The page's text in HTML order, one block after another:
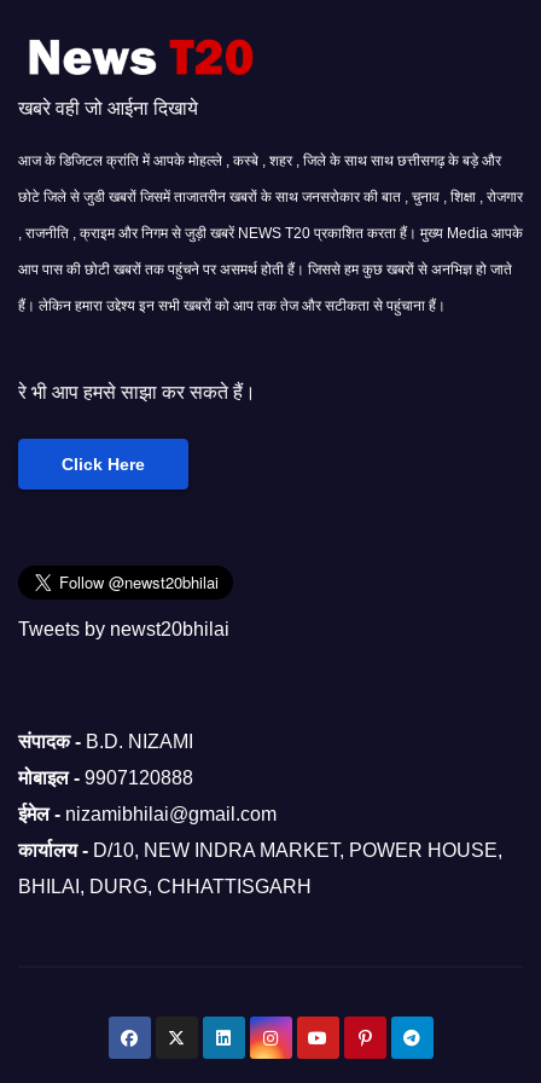
खबरे वही जो आईना दिखाये
आज के डिजिटल क्रांति में आपके मोहल्ले , कस्बे , शहर , जिले के साथ साथ छत्तीसगढ़ के बड़े और
छोटे जिले से जुडी खबरों जिसमें ताजातरीन खबरों के साथ जनसरोकार की बात , चुनाव , शिक्षा , रोजगार
, राजनीति , क्राइम और निगम से जुड़ी खबरें NEWS T20 प्रकाशित करता हैं। मुख्य Media आपके
आप पास की छोटी खबरों तक पहुंचने पर असमर्थ होती हैं। जिससे हम कुछ खबरों से अनभिज्ञ हो जाते
हैं। लेकिन हमारा उद्देश्य इन सभी खबरों को आप तक तेज और सटीकता से पहुंचाना हैं।
कर सकते हैं।
Click Here
Tweets by newst20bhilai
संपादक - B.D. NIZAMI
मोबाइल - 9907120888
ईमेल - nizamibhilai@gmail.com
कार्यालय - D/10, NEW INDRA MARKET, POWER HOUSE,
BHILAI, DURG, CHHATTISGARH